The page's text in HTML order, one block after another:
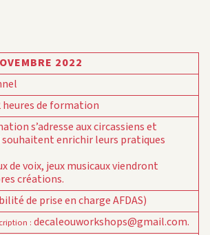
2022
heures de formation
s’adresse aux circassiens et
souhaitent enrichir leurs pratiques
de voix, jeux musicaux viendront
créations.
de prise en charge AFDAS)
: decaleouworkshops@gmail.com.